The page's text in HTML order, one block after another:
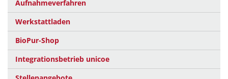
Aufnahmeverfahren
Werkstattladen
BioPur-Shop
Integrationsbetrieb unicoe